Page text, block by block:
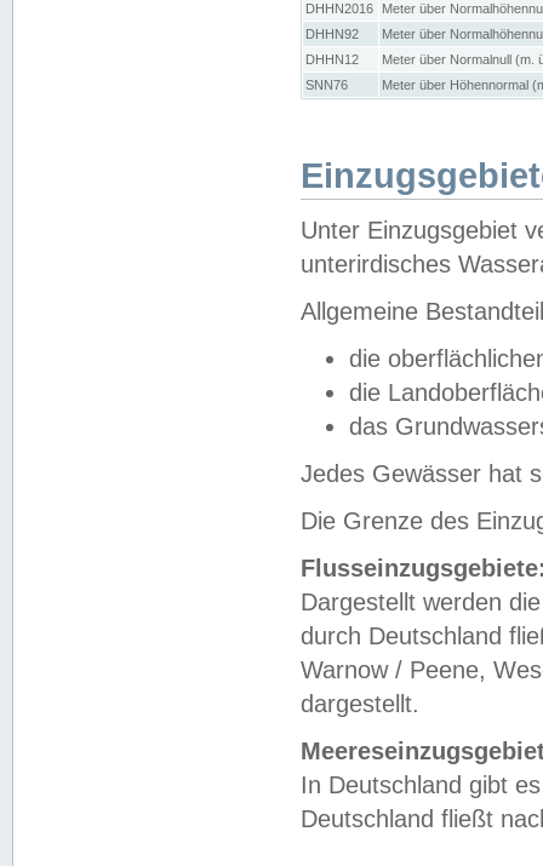
DHHN2016
Meter über
DHHN92
Meter über
DHHN12
Meter über Normalnull (m.
SNN76
Meter über Höhennormal
Unter Einzugsgebiet
unterirdisches
Allgemeine
die
die
das
Jedes Gewässer hat
Die Grenze des
Dargestellt werden
durch Deutschland
Warnow / Peene,
dargestellt.
In Deutschland gibt
Deutschland fließt